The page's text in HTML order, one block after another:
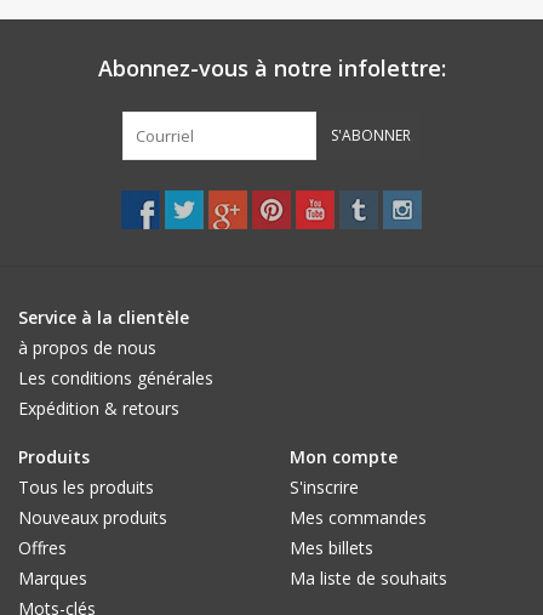
Abonnez-vous à notre infolettre:
S'ABONNER
Service à la clientèle
à propos de nous
Les conditions générales
Expédition & retours
Produits
Tous les produits
Nouveaux produits
Offres
Marques
Mots-clés
Mon compte
S'inscrire
Mes commandes
Mes billets
Ma liste de souhaits